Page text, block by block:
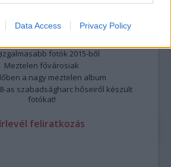
Data Access Privacy Policy
legütősebb drogos film
és anatómia
fotók 2015-ből
Meztelen fővárosiak
a nagy meztelen album
as szabadságharc hőseiről készült
fotókat!
feliratkozás